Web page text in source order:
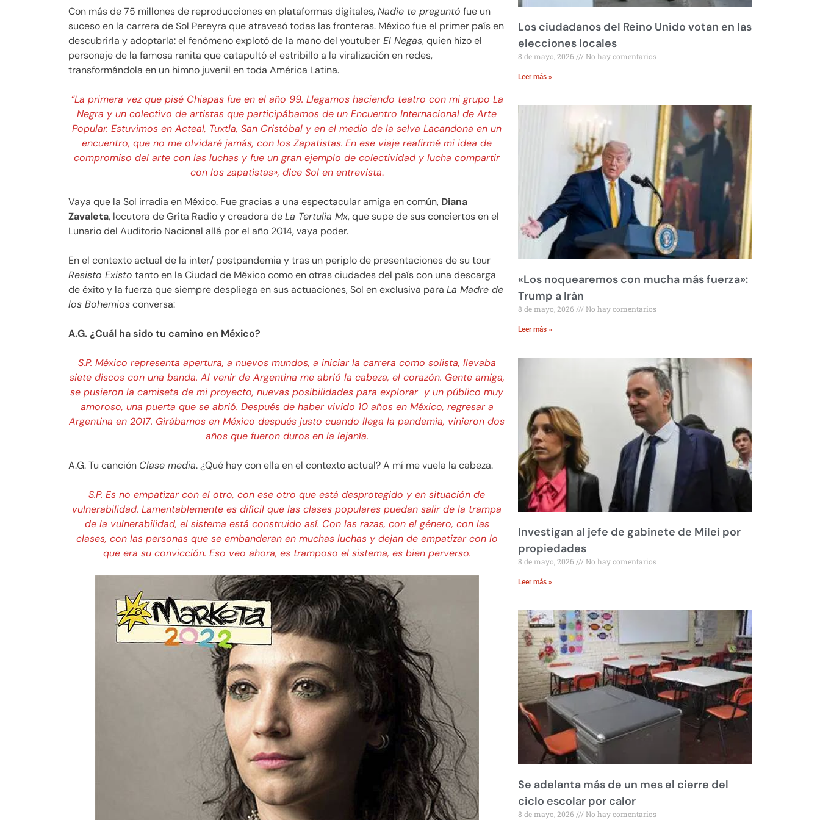
Con más de 75 millones de reproducciones en plataformas digitales,Nadie te preguntó fue un
suceso en la carrera de Sol Pereyra que atravesó todas las fronteras. México fue el primer país en
descubrirla y adoptarla: el fenómeno explotó de la mano del youtuber El Negas, quien hizo el
personaje de la famosa ranita que catapultó el estribillo a la viralización en redes,
transformándola en un himno juvenil en toda América Latina.
“La primera vez que pisé Chiapas fue en el año 99. Llegamos haciendo teatro con mi grupo La
Negra y un colectivo de artistas que participábamos de un Encuentro Internacional de Arte
Popular. Estuvimos en Acteal, Tuxtla, San Cristóbal y en el medio de la selva Lacandona en un
encuentro, que no me olvidaré jamás, con los Zapatistas. En ese viaje reafirmé mi idea de
compromiso del arte con las luchas y fue un gran ejemplo de colectividad y lucha compartir
con los zapatistas», dice Sol en entrevista.
Vaya que la Sol irradia en México. Fue gracias a una espectacular amiga en común, Diana
Zavaleta, locutora de Grita Radio y creadora deLa Tertulia Mx, que supe de sus conciertos en el
Lunario del Auditorio Nacional allá por el año 2014, vaya poder.
En el contexto actual de la inter/ postpandemia y tras un periplo de presentaciones de su tour
Resisto Existo tanto en la Ciudad de México como en otras ciudades del país con una descarga
de éxito y la fuerza que siempre despliega en sus actuaciones, Sol en exclusiva para La Madre de
los Bohemiosconversa:
A.G. ¿Cuál ha sido tu camino en México?
S.P. México representa apertura, a nuevos mundos, a iniciar la carrera como solista, llevaba
siete discos con una banda. Al venir de Argentina me abrió la cabeza, el corazón. Gente amiga,
se pusieron la camiseta de mi proyecto, nuevas posibilidades para explorar y un público muy
amoroso, una puerta que se abrió. Después de haber vivido 10 años en México, regresar a
Argentina en 2017. Girábamos en México después justo cuando llega la pandemia, vinieron dos
años que fueron duros en la lejanía.
A.G. Tu canción Clase media. ¿Qué hay con ella en el contexto actual? A mí me vuela la cabeza.
S.P. Es no empatizar con el otro, con ese otro que está desprotegido y en situación de
vulnerabilidad. Lamentablemente es difícil que las clases populares puedan salir de la trampa
de la vulnerabilidad, el sistema está construido así. Con las razas, con el género, con las
clases, con las personas que se embanderan en muchas luchas y dejan de empatizar con lo
que era su convicción. Eso veo ahora, es tramposo el sistema, es bien perverso.
Los ciudadanos del Reino Unido votan en las
elecciones locales
8 de mayo, 2026 No hay comentarios
Leer más »
«Los noquearemos con mucha más fuerza»:
Trump a Irán
8 de mayo, 2026 No hay comentarios
Leer más »
Investigan al jefe de gabinete de Milei por
propiedades
8 de mayo, 2026 No hay comentarios
Leer más »
Se adelanta más de un mes el cierre del
ciclo escolar por calor
8 de mayo, 2026 No hay comentarios